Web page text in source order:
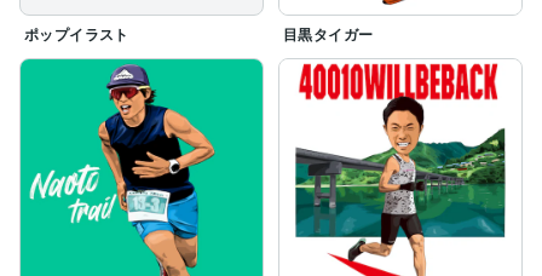
ポップイラスト 目黒タイガー